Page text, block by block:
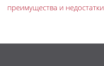
преимущества и недостатки